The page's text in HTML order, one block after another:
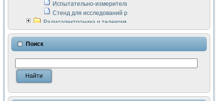
Испытательно-измерительный комплекс аппаратуры для
Стенд для исследований рабочих процессов ДВС в
Радиоэлектроника и телекоммуникации
LabVIEW в расчетах радиолиний систем передачи данных
Аппаратно-программный комплекс для исследования
Виртуальный лабораторный стенд для исследования
Измерение шумовых параметров операционных
Измерительный преобразователь на основе цифровой
Использование NI LabVIEW для математического
Поиск